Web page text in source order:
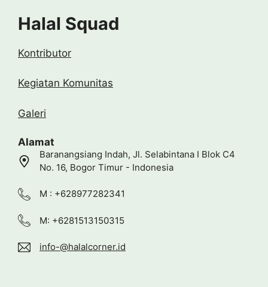
Halal Squad
Kontributor
Kegiatan Komunitas
Galeri
Alamat
Baranangsiang Indah, Jl. Selabintana I Blok C4
No. 16, Bogor Timur - Indonesia
M : +628977282341
M: +6281513150315
info-@halalcorner.id